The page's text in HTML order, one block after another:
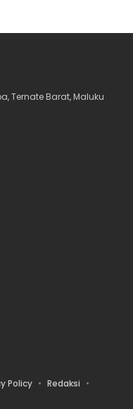
Ternate Barat, Maluku
Policy
Redaksi